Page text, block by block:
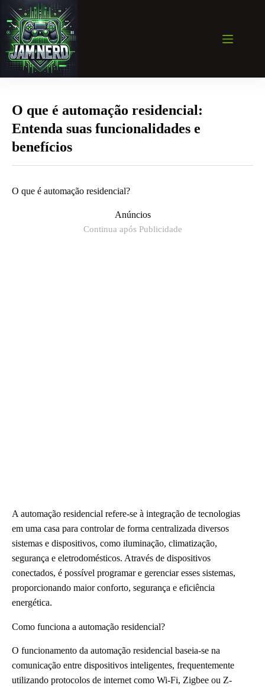
para
conteúdo
O que é automação residencial:
Entenda suas funcionalidades e
benefícios
O que é automação residencial?
Anúncios
Continua após Publicidade
A automação residencial refere-se à integração de tecnologias
em uma casa para controlar de forma centralizada diversos
sistemas e dispositivos, como iluminação, climatização,
segurança e eletrodomésticos. Através de dispositivos
conectados, é possível programar e gerenciar esses sistemas,
proporcionando maior conforto, segurança e eficiência
energética.
Como funciona a automação residencial?
O funcionamento da automação residencial baseia-se na
comunicação entre dispositivos inteligentes, frequentemente
utilizando protocolos de internet como Wi-Fi, Zigbee ou Z-